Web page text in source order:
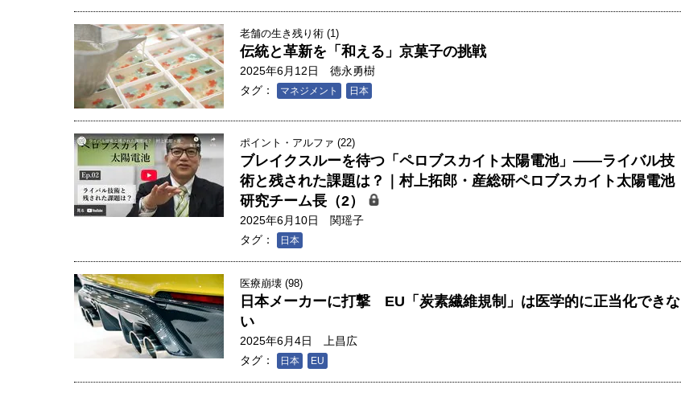
老舗の生き残り術 (1)
伝統と革新を「和える」京菓子の挑戦
2025年6月12日
徳永勇樹
タグ：
マネジメント 日本
ポイント・アルファ (22)
ブレイクスルーを待つ「ペロブスカイト太陽電池」――ライバル技
術と残された課題は？｜村上拓郎・産総研ペロブスカイト太陽電池
研究チーム長（2）
2025年6月10日
関瑶子
タグ：
日本
医療崩壊 (98)
日本メーカーに打撃 EU「炭素繊維規制」は医学的に正当化できな
い
2025年6月4日
上昌広
タグ：
日本 EU